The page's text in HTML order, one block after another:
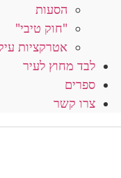
הסעות
"חוק טיבי"
אטרקציות
לבד מחוץ לעיר
ספרים
צרו קשר